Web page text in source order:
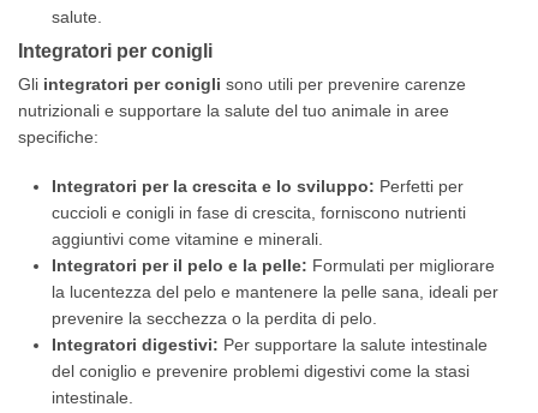
salute.
Integratori per conigli
Gli integratori per conigli sono utili per prevenire carenze
nutrizionali e supportare la salute del tuo animale in aree
specifiche:
Integratori per la crescita e lo sviluppo: Perfetti per
cuccioli e conigli in fase di crescita, forniscono nutrienti
aggiuntivi come vitamine e minerali.
Integratori per il pelo e la pelle: Formulati per migliorare
la lucentezza del pelo e mantenere la pelle sana, ideali per
prevenire la secchezza o la perdita di pelo.
Integratori digestivi: Per supportare la salute intestinale
del coniglio e prevenire problemi digestivi come la stasi
intestinale.